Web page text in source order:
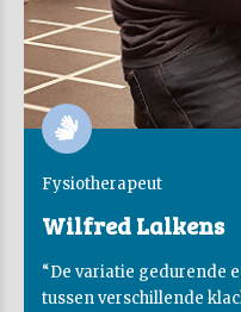
Fysiotherapeut
Wilfred Lalkens
“De variatie gedurende
tussen verschillende